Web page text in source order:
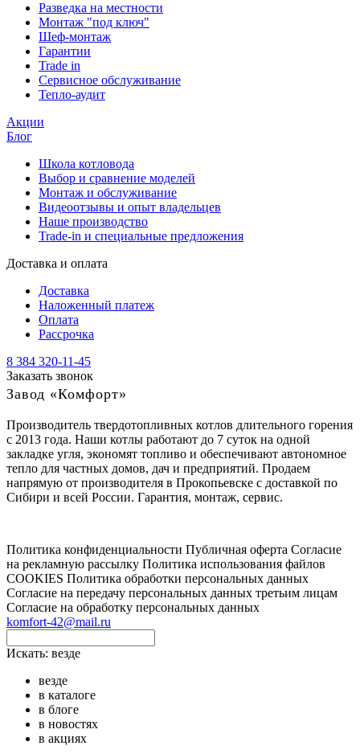
Разведка на местности
Монтаж "под ключ"
Шеф-монтаж
Гарантии
Trade in
Сервисное обслуживание
Тепло-аудит
Акции
Блог
Школа котловода
Выбор и сравнение моделей
Монтаж и обслуживание
Видеоотзывы и опыт владельцев
Наше производство
Trade-in и специальные предложения
Доставка и оплата
Доставка
Наложенный платеж
Оплата
Рассрочка
8 384 320-11-45
Заказать звонок
Завод «Комфорт»
Производитель твердотопливных котлов длительного горения
с 2013 года. Наши котлы работают до 7 суток на одной
закладке угля, экономят топливо и обеспечивают автономное
тепло для частных домов, дач и предприятий. Продаем
напрямую от производителя в Прокопьевске с доставкой по
Сибири и всей России. Гарантия, монтаж, сервис.
Политика конфиденциальности Публичная оферта Согласие
на рекламную рассылку Политика использования файлов
COOKIES Политика обработки персональных данных
Согласие на передачу персональных данных третьим лицам
Согласие на обработку персональных данных
komfort-42@mail.ru
Искать: везде
везде
в каталоге
в блоге
в новостях
в акциях